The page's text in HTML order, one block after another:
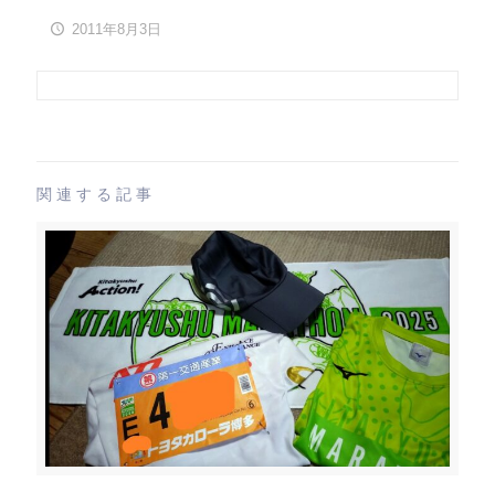
2011年8月3日
関連する記事